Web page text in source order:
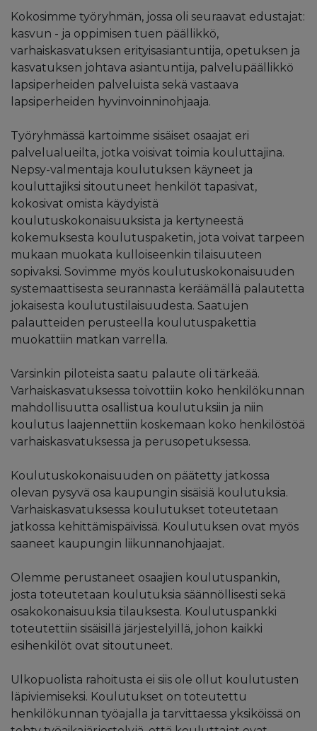
Kokosimme työryhmän, jossa oli seuraavat edustajat:
kasvun - ja oppimisen tuen päällikkö,
varhaiskasvatuksen erityisasiantuntija, opetuksen ja
kasvatuksen johtava asiantuntija, palvelupäällikkö
lapsiperheiden palveluista sekä vastaava
lapsiperheiden hyvinvoinninohjaaja.
Työryhmässä kartoimme sisäiset osaajat eri
palvelualueilta, jotka voisivat toimia kouluttajina.
Nepsy-valmentaja koulutuksen käyneet ja
kouluttajiksi sitoutuneet henkilöt tapasivat,
kokosivat omista käydyistä
koulutuskokonaisuuksista ja kertyneestä
kokemuksesta koulutuspaketin, jota voivat tarpeen
mukaan muokata kulloiseenkin tilaisuuteen
sopivaksi. Sovimme myös koulutuskokonaisuuden
systemaattisesta seurannasta keräämällä palautetta
jokaisesta koulutustilaisuudesta. Saatujen
palautteiden perusteella koulutuspakettia
muokattiin matkan varrella.
Varsinkin piloteista saatu palaute oli tärkeää.
Varhaiskasvatuksessa toivottiin koko henkilökunnan
mahdollisuutta osallistua koulutuksiin ja niin
koulutus laajennettiin koskemaan koko henkilöstöä
varhaiskasvatuksessa ja perusopetuksessa.
Koulutuskokonaisuuden on päätetty jatkossa
olevan pysyvä osa kaupungin sisäisiä koulutuksia.
Varhaiskasvatuksessa koulutukset toteutetaan
jatkossa kehittämispäivissä. Koulutuksen ovat myös
saaneet kaupungin liikunnanohjaajat.
Olemme perustaneet osaajien koulutuspankin,
josta toteutetaan koulutuksia säännöllisesti sekä
osakokonaisuuksia tilauksesta. Koulutuspankki
toteutettiin sisäisillä järjestelyillä, johon kaikki
esihenkilöt ovat sitoutuneet.
Ulkopuolista rahoitusta ei siis ole ollut koulutusten
läpiviemiseksi. Koulutukset on toteutettu
henkilökunnan työajalla ja tarvittaessa yksiköissä on